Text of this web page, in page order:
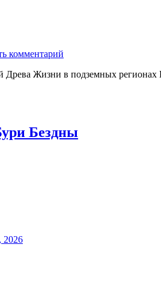
комментарий
Жизни в подземных регионах
Бездны
2026